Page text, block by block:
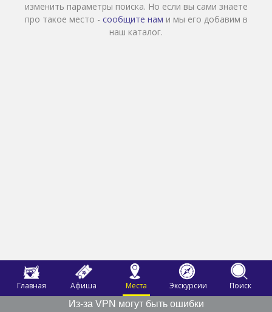
Главная Афиша Места Экскурсии
Поиск
Из-за VPN могут быть ошибки
изменить параметры поиска. Но если вы сами знаете
про такое место - сообщите нам и мы его добавим в
наш каталог.